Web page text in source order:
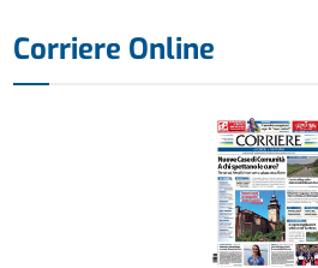
Corriere Online